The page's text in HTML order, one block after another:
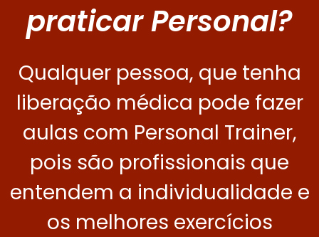
praticar Personal?
Qualquer pessoa, que tenha
liberação médica pode fazer
aulas com Personal Trainer,
pois são profissionais que
entendem a individualidade e
os melhores exercícios